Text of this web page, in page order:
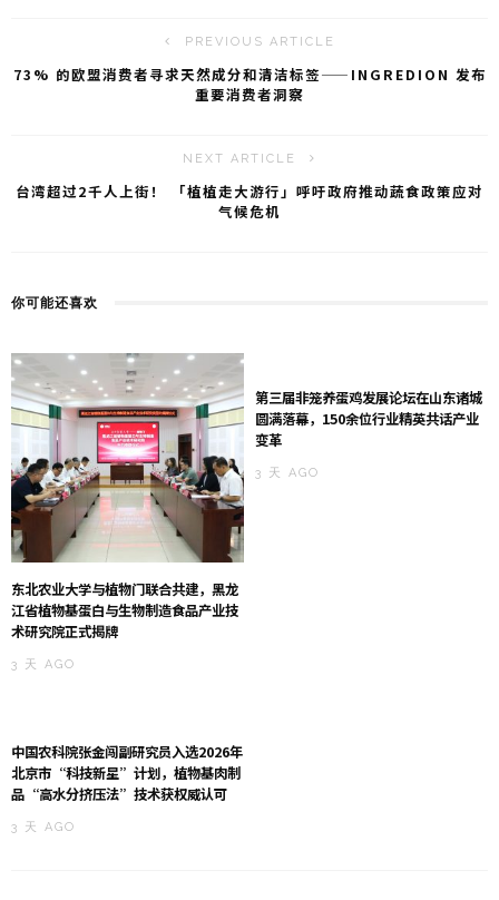
PREVIOUS ARTICLE
73% 的欧盟消费者寻求天然成分和清洁标签——INGREDION 发布
重要消费者洞察
NEXT ARTICLE
台湾超过2千人上街！ 「植植走大游行」呼吁政府推动蔬食政策应对
气候危机
你可能还喜欢
东北农业大学与植物门联合共建，黑龙
江省植物基蛋白与生物制造食品产业技
术研究院正式揭牌
3 天 AGO
第三届非笼养蛋鸡发展论坛在山东诸城
圆满落幕，150余位行业精英共话产业
变革
3 天 AGO
中国农科院张金闯副研究员入选2026年
北京市“科技新星”计划，植物基肉制
品“高水分挤压法”技术获权威认可
3 天 AGO